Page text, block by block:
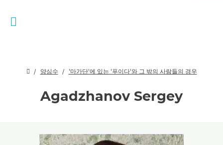
양심수 '마가단'에 있는 '푸이다'와 그 밖의 사람들의 경우
Agadzhanov Sergey